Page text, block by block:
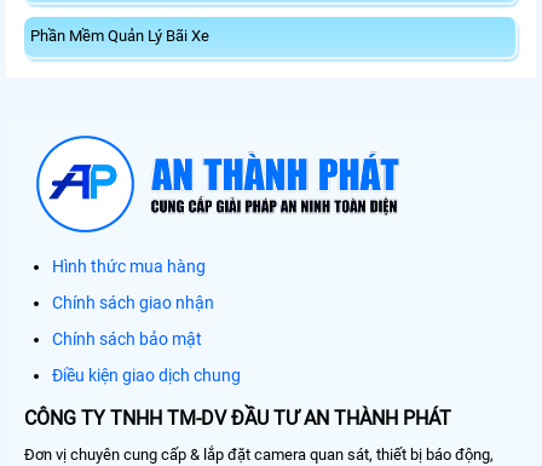
Phần Mềm Quản Lý Bãi Xe
Hình thức mua hàng
Chính sách giao nhận
Chính sách bảo mật
Điều kiện giao dịch chung
CÔNG TY TNHH TM-DV ĐẦU TƯ AN THÀNH PHÁT
Đơn vị chuyên cung cấp & lắp đặt camera quan sát, thiết bị báo động,